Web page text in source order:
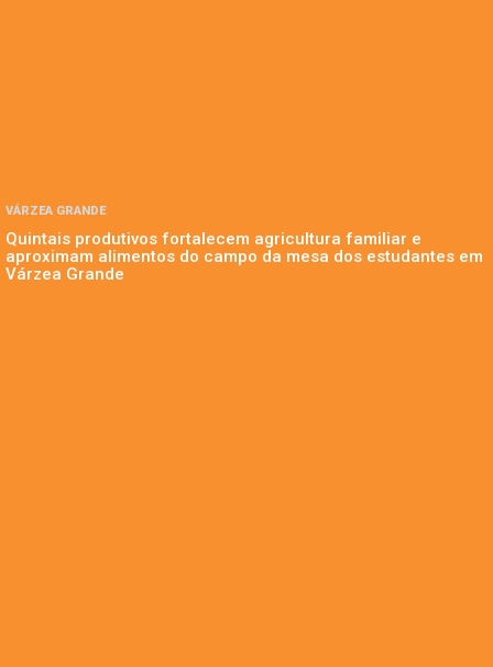
VÁRZEA GRANDE
Quintais produtivos fortalecem agricultura familiar e
aproximam alimentos do campo da mesa dos estudantes em
Várzea Grande